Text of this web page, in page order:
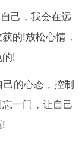
己，我会在远
的!放松心情，
!
的心态，控制
一门，让自己
!